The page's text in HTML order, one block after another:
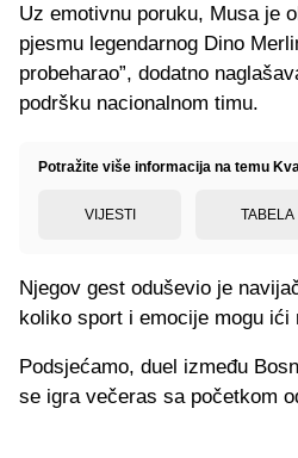
Uz emotivnu poruku, Musa je
pjesmu legendarnog Dino
probeharao”, dodatno
podršku nacionalnom timu.
Potražite više informacija na temu
VIJESTI TABELA
Njegov gest oduševio je
koliko sport i emocije mogu ići
Podsjećamo, duel između
se igra večeras sa početkom